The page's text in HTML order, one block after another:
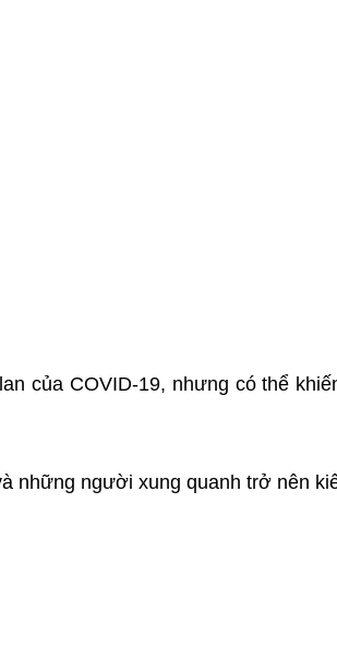
của COVID-19, nhưng có thể
những người xung quanh trở nên